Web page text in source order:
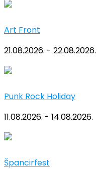
Art Front
21.08.2026. - 22.08.2026.
Punk Rock Holiday
11.08.2026. - 14.08.2026.
Špancirfest